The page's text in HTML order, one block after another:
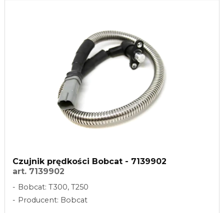
Czujnik prędkości Bobcat - 7139902
art. 7139902
Bobcat: T300, T250
Producent: Bobcat